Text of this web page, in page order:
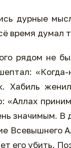
дурные
время думал
рядом не
Хабиль
«Аллах
значимым. В
Всевышнего
его убить.